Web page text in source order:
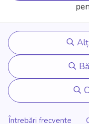
Întrebări frecvente